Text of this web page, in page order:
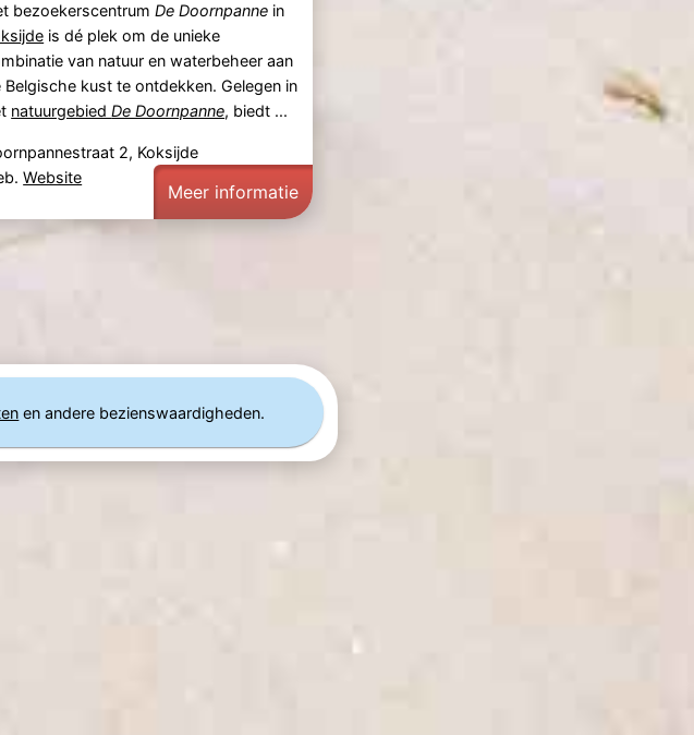
bezoekerscentrumDe Doornpanne in
is dé plek om de unieke
van natuur en waterbeheer aan
Belgische kust te ontdekken. Gelegen in
natuurgebiedDe Doornpanne, biedt ...
2, Koksijde
Website
Meer informatie
en andere bezienswaardigheden.